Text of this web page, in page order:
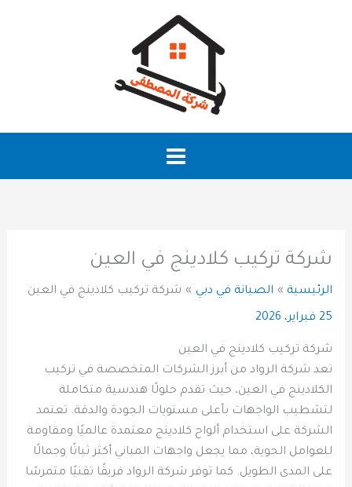
شركة تركيب كلادينج في العين
الرئيسية الصيانة في دبي شركة تركيب كلادينج في العين
25 فبراير، 2026
شركة تركيب كلادينج في العين
تعد شركة الرواد من أبرز الشركات المتخصصة في تركيب
الكلادينج في العين، حيث تقدم حلولًا هندسية متكاملة
لتشطيب الواجهات بأعلى مستويات الجودة والدقة. تعتمد
الشركة على استخدام ألواح كلادينج معتمدة عالميًا ومقاومة
للعوامل الجوية، مما يجعل واجهات المباني أكثر ثباتًا وجمالًا
على المدى الطويل. كما توفر شركة الرواد فريقًا تقنيًا متمرسًا